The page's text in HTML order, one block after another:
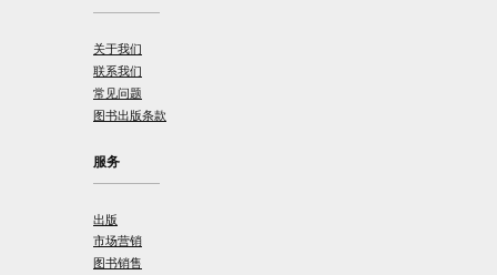
关于我们
联系我们
常见问题
图书出版条款
服务
出版
市场营销
图书销售